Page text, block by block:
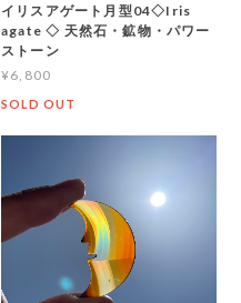
イリスアゲート月型04◇Iris
agate ◇ 天然石・鉱物・パワー
ストーン
¥6,800
SOLD OUT